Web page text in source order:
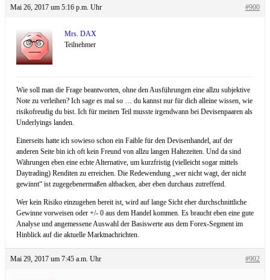
Mai 26, 2017 um 5:16 p.m. Uhr #900
Mrs. DAX
Teilnehmer
Wie soll man die Frage beantworten, ohne den Ausführungen eine allzu subjektive
Note zu verleihen? Ich sage es mal so … du kannst nur für dich alleine wissen, wie
risikofreudig du bist. Ich für meinen Teil musste irgendwann bei Devisenpaaren als
Underlyings landen.
Einerseits hatte ich sowieso schon ein Faible für den Devisenhandel, auf der
anderen Seite bin ich oft kein Freund von allzu langen Haltezeiten. Und da sind
Währungen eben eine echte Alternative, um kurzfristig (vielleicht sogar mittels
Daytrading) Renditen zu erreichen. Die Redewendung „wer nicht wagt, der nicht
gewinnt“ ist zugegebenermaßen altbacken, aber eben durchaus zutreffend.
Wer kein Risiko einzugehen bereit ist, wird auf lange Sicht eher durchschnittliche
Gewinne vorweisen oder +/- 0 aus dem Handel kommen. Es braucht eben eine gute
Analyse und angemessene Auswahl der Basiswerte aus dem Forex-Segment im
Hinblick auf die aktuelle Marktnachrichten.
Mai 29, 2017 um 7:45 a.m. Uhr #902